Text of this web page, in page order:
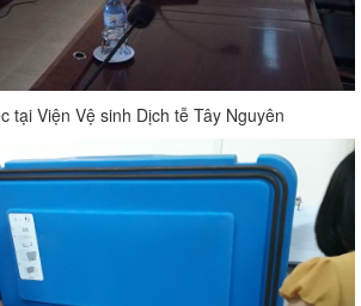
tại Viện Vệ sinh Dịch tễ Tây Nguyên